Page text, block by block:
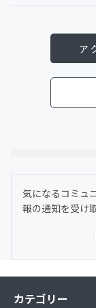
ア
気になるコミュ
報の通知を受け
カテゴリー